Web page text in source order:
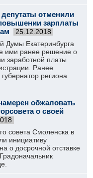
депутаты отменили
зарплаты
25.12.2018
Думы Екатеринбурга
ими ранее решение о
заработной платы
Ранее
региона
обжаловать
о своей
совета Смоленска в
инициативу
о досрочной отставке